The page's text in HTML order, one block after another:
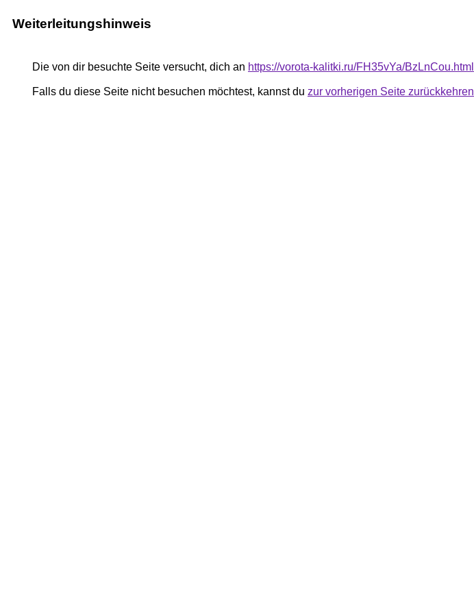
Weiterleitungshinweis
Die von dir besuchte Seite versucht, dich an https://vorota-kalitki.ru/FH35vYa/BzLnCou.html
Falls du diese Seite nicht besuchen möchtest, kannst du zur vorherigen Seite zurückkehren